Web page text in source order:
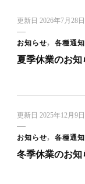
更新日 2026年7月28日
お知らせ 各種通知
夏季休業のお知
更新日 2025年12月9日
お知らせ 各種通知
冬季休業のお知